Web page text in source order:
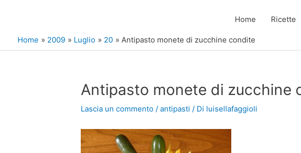
Home Ricette
Home 2009 Luglio 20 Antipasto monete di zucchine condite
Antipasto monete di zucchine
Lascia un commento / antipasti / Di luisellafaggioli